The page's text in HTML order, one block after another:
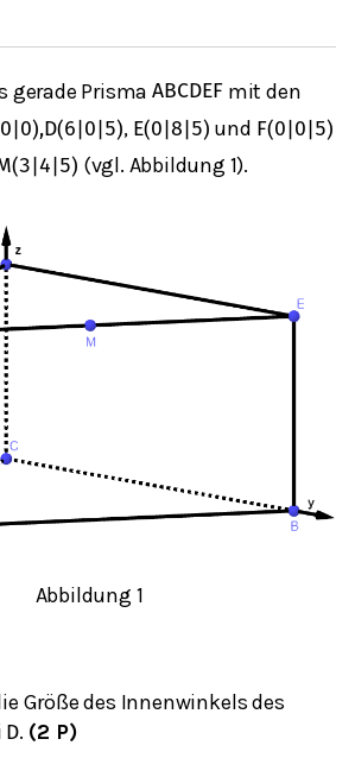
gerade PrismaABCDEF mit den
0 0),D(6 0 5), E(0 8 5) und F(0 0 5)
(3 4 5) (vgl. Abbildung 1).
Abbildung 1
Größe des Innenwinkels des
D. (2 P)